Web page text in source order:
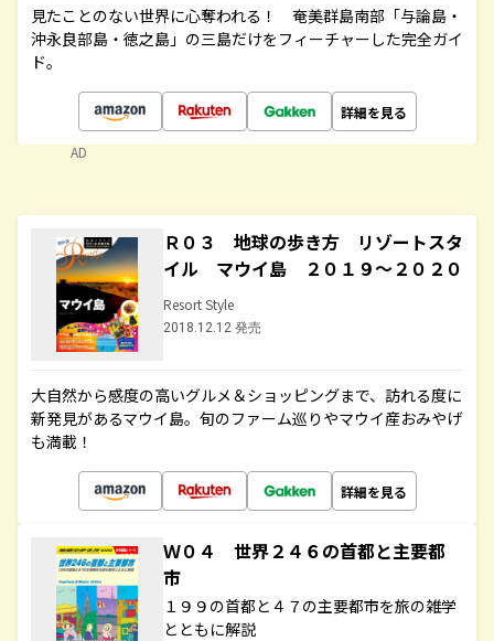
見たことのない世界に心奪われる！ 奄美群島南部「与論島・
沖永良部島・徳之島」の三島だけをフィーチャーした完全ガイ
ド。
詳細を見る
AD
Ｒ０３ 地球の歩き方 リゾートスタ
イル マウイ島 ２０１９～２０２０
Resort Style
2018.12.12 発売
大自然から感度の高いグルメ＆ショッピングまで、訪れる度に
新発見があるマウイ島。旬のファーム巡りやマウイ産おみやげ
も満載！
詳細を見る
Ｗ０４ 世界２４６の首都と主要都
市
１９９の首都と４７の主要都市を旅の雑学
とともに解説